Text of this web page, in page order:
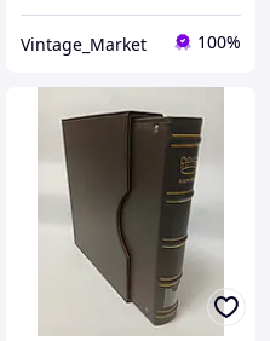
Vintage_Market 100%